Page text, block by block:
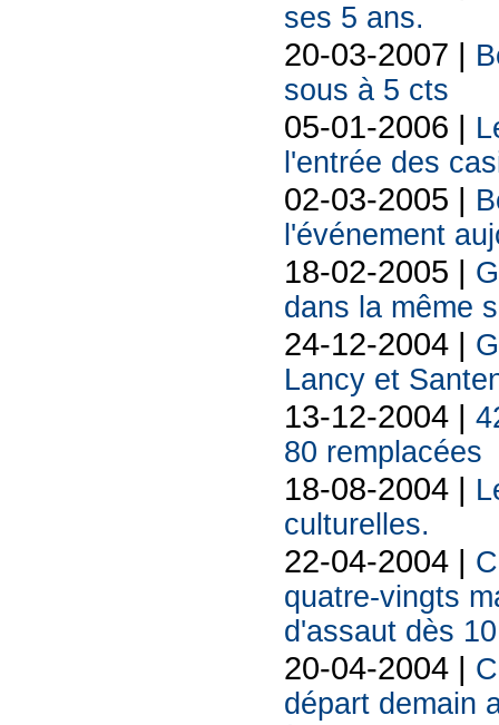
ses 5 ans.
20-03-2007 |
sous à 5 cts
05-01-2006 |
l'entrée des
02-03-2005 |
l'événement
18-02-2005 |
dans la même
24-12-2004 |
Lancy et
13-12-2004 |
80 remplacées
18-08-2004 |
culturelles.
22-04-2004 |
quatre-vingts
d'assaut dès
20-04-2004 |
départ demain